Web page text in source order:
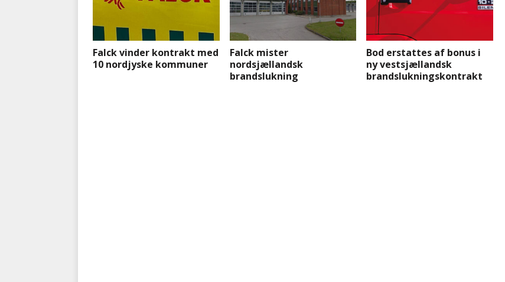
Falck vinder kontrakt med
10 nordjyske kommuner
Falck mister
nordsjællandsk
brandslukning
Bod erstattes af bonus i
ny vestsjællandsk
brandslukningskontrakt